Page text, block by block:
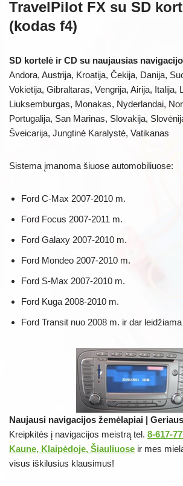
TravelPilot FX su SD
(kodas f4)
SD kortelė ir CD su naujausias
Andora, Austrija, Kroatija, Čekija, Danija,
Vokietija, Gibraltaras, Vengrija, Airija, Italija,
Liuksemburgas, Monakas, Nyderlandai,
Portugalija, San Marinas, Slovakija,
Šveicarija, Jungtinė Karalystė, Vatikanas
Sistema įmanoma šiuose automobiliuose:
Ford C-Max 2007-2010 m.
Ford Focus 2007-2011 m.
Ford Galaxy 2007-2010 m.
Ford Mondeo 2007-2010 m.
Ford S-Max 2007-2010 m.
Ford Kuga 2008-2010 m.
Ford Transit nuo 2008 m. ir dar leidžiama
Naujausi navigacijos žemėlapiai |
Kreipkitės į navigacijos meistrą tel. 8-617-
Kaune, Klaipėdoje, Šiauliuose ir mes
visus iškilusius klausimus!